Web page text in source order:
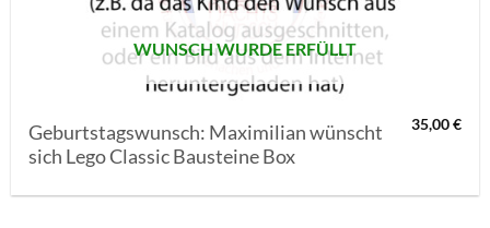
WUNSCH WURDE ERFÜLLT
Geburtstagswunsch: Maximilian wünscht
sich Lego Classic Bausteine Box
35,00€